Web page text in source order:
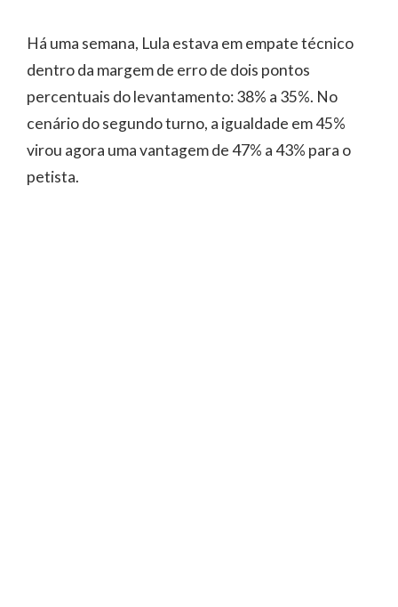
Há uma semana, Lula estava em empate técnico
dentro da margem de erro de dois pontos
percentuais do levantamento: 38% a 35%. No
cenário do segundo turno, a igualdade em 45%
virou agora uma vantagem de 47% a 43% para o
petista.